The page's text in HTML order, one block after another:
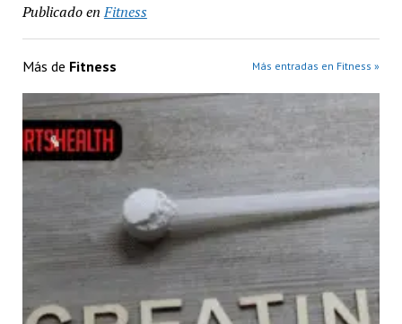
Publicado en Fitness
Más de Fitness Más entradas en Fitness »